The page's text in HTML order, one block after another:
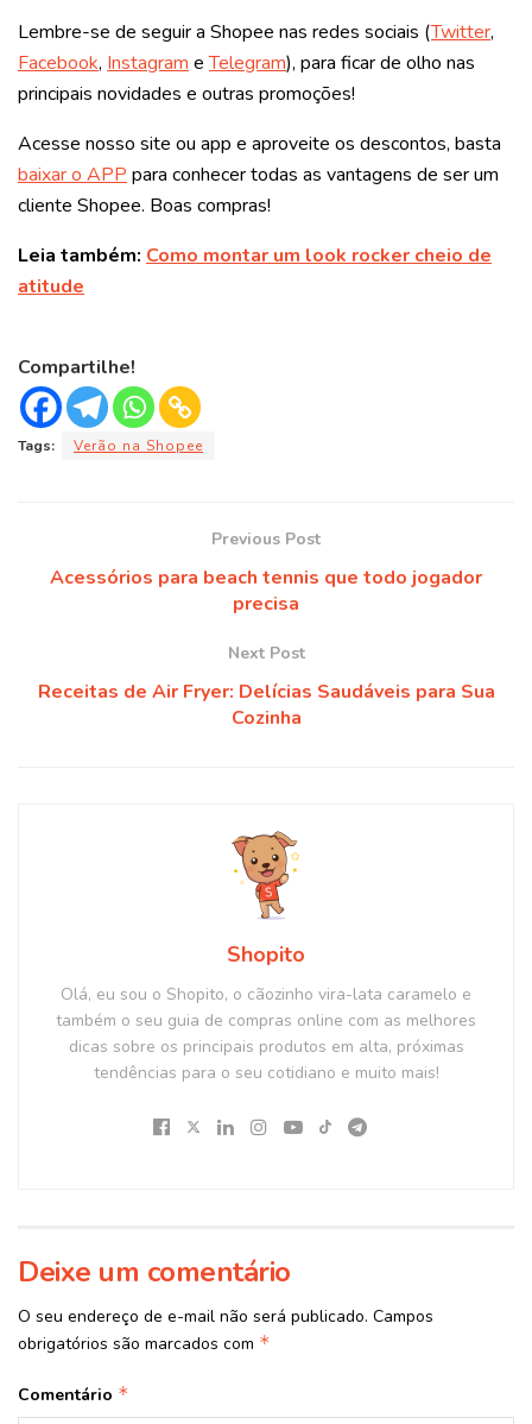
Lembre-se de seguir a Shopee nas redes sociais (Twitter,
Facebook, Instagram eTelegram), para ficar de olho nas
principais novidades e outras promoções!
Acesse nosso site ou app e aproveite os descontos, basta
baixar o APP para conhecer todas as vantagens de ser um
cliente Shopee. Boas compras!
Leia também: Como montar um look rocker cheio de
atitude
Compartilhe!
Tags: Verão na Shopee
Previous Post
Acessórios para beach tennis que todo jogador
precisa
Next Post
Receitas de Air Fryer: Delícias Saudáveis para Sua
Cozinha
Shopito
Olá, eu sou o Shopito, o cãozinho vira-lata caramelo e
também o seu guia de compras online com as melhores
dicas sobre os principais produtos em alta, próximas
tendências para o seu cotidiano e muito mais!
Deixe um comentário
O seu endereço de e-mail não será publicado. Campos
obrigatórios são marcados com *
Comentário *